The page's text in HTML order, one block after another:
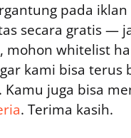
pada
secara gratis —
whitelist
kami bisa terus
juga bisa
. Terima kasih.